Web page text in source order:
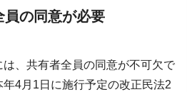
員の同意が必要
、共有者全員の同意が不可欠で
4月1日に施行予定の改正民法2